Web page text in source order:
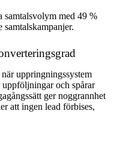
samtalsvolym med 49 %
samtalskampanjer.
uppringningssystem
uppföljningar och spårar
ger noggrannhet
att ingen lead förbises,